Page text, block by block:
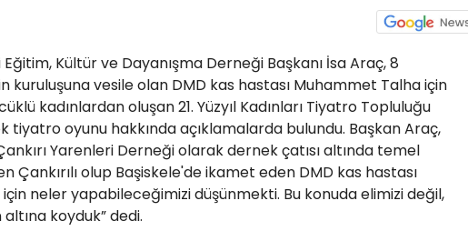
Kültür ve Dayanışma Derneği Başkanı İsa Araç, 8
kuruluşuna vesile olan DMD kas hastası Muhammet Talha için
kadınlardan oluşan 21. Yüzyıl Kadınları Tiyatro Topluluğu
tiyatro oyunu hakkında açıklamalarda bulundu. Başkan Araç,
Yarenleri Derneği olarak dernek çatısı altında temel
Çankırılı olup Başiskele'de ikamet eden DMD kas hastası
neler yapabileceğimizi düşünmekti. Bu konuda elimizi değil,
koyduk” dedi.